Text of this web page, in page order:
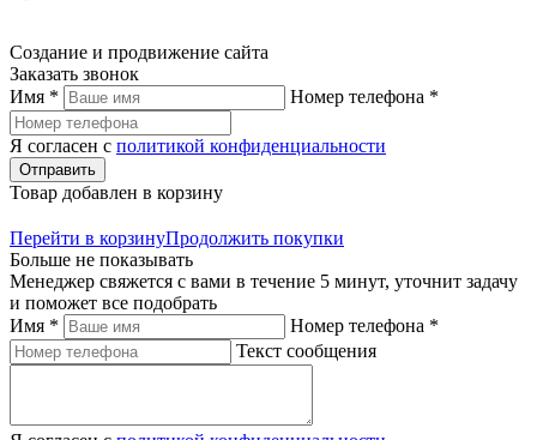
Создание и продвижение сайта
Заказать звонок
Имя *
Номер телефона *
Я согласен с политикой конфиденциальности
Отправить
Товар добавлен в корзину
Перейти в корзинуПродолжить покупки
Больше не показывать
Менеджер свяжется с вами в течение 5 минут, уточнит задачу
и поможет все подобрать
Имя *
Номер телефона *
Текст сообщения